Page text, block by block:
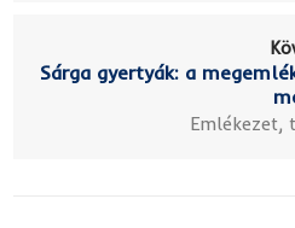
Sárga gyertyák: a
Emlékezet,